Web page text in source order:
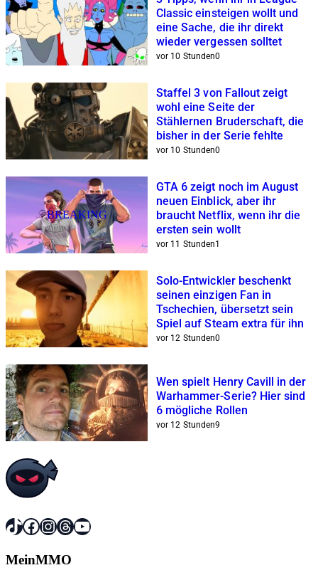
Classic einsteigen wollt und
eine Sache, die ihr direkt
wieder vergessen solltet
vor 10 Stunden0
Staffel 3 von Fallout zeigt
wohl eine Seite der
Stählernen Bruderschaft, die
bisher in der Serie fehlte
vor 10 Stunden0
BREAKING
GTA 6 zeigt noch im August
neuen Einblick, aber ihr
braucht Netflix, wenn ihr die
ersten sein wollt
vor 11 Stunden1
Solo-Entwickler beschenkt
seinen einzigen Fan in
Tschechien, übersetzt sein
Spiel auf Steam extra für ihn
vor 12 Stunden0
Wen spielt Henry Cavill in der
Warhammer-Serie? Hier sind
6 mögliche Rollen
vor 12 Stunden9
TikTok
Facebook
Instagram
Threads
YouTube
MeinMMO